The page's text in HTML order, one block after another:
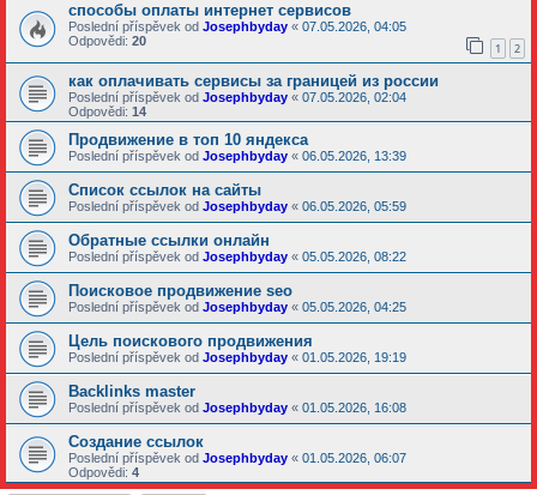
способы оплаты интернет сервисов
Poslední příspěvek od Josephbyday « 07.05.2026, 04:05
Odpovědi: 20 1 2
как оплачивать сервисы за границей из россии
Poslední příspěvek od Josephbyday « 07.05.2026, 02:04
Odpovědi: 14
Продвижение в топ 10 яндекса
Poslední příspěvek od Josephbyday « 06.05.2026, 13:39
Список ссылок на сайты
Poslední příspěvek od Josephbyday « 06.05.2026, 05:59
Обратные ссылки онлайн
Poslední příspěvek od Josephbyday « 05.05.2026, 08:22
Поисковое продвижение seo
Poslední příspěvek od Josephbyday « 05.05.2026, 04:25
Цель поискового продвижения
Poslední příspěvek od Josephbyday « 01.05.2026, 19:19
Backlinks master
Poslední příspěvek od Josephbyday « 01.05.2026, 16:08
Создание ссылок
Poslední příspěvek od Josephbyday « 01.05.2026, 06:07
Odpovědi: 4